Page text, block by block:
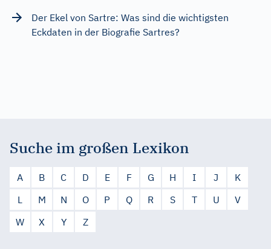
Der Ekel von Sartre: Was sind die wichtigsten
Eckdaten in der Biografie Sartres?
Suche im großen Lexikon
A B C D E F G H I J
K
L
M N O P Q R S T U
V
W
X Y Z